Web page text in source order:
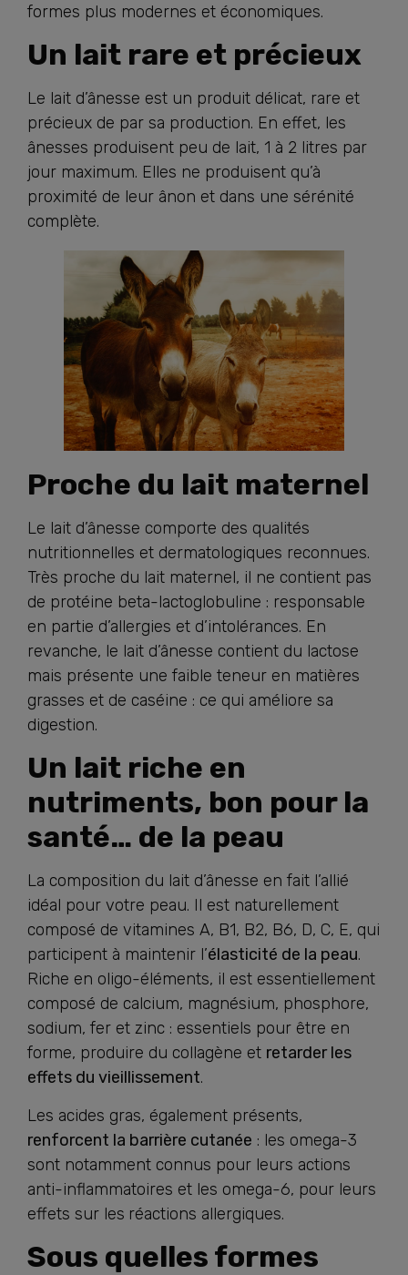
formes plus modernes et économiques.
Un lait rare et précieux
Le lait d’ânesse est un produit délicat, rare et
précieux de par sa production. En effet, les
ânesses produisent peu de lait, 1 à 2 litres par
jour maximum. Elles ne produisent qu’à
proximité de leur ânon et dans une sérénité
complète.
Proche du lait maternel
Le lait d’ânesse comporte des qualités
nutritionnelles et dermatologiques reconnues.
Très proche du lait maternel, il ne contient pas
de protéine beta-lactoglobuline : responsable
en partie d’allergies et d’intolérances. En
revanche, le lait d’ânesse contient du lactose
mais présente une faible teneur en matières
grasses et de caséine : ce qui améliore sa
digestion.
Un lait riche en
nutriments, bon pour la
santé… de la peau
La composition du lait d’ânesse en fait l’allié
idéal pour votre peau. Il est naturellement
composé de vitamines A, B1, B2, B6, D, C, E, qui
participent à maintenir l’élasticité de la peau.
Riche en oligo-éléments, il est essentiellement
composé de calcium, magnésium, phosphore,
sodium, fer et zinc : essentiels pour être en
forme, produire du collagène et retarder les
effets du vieillissement.
Les acides gras, également présents,
renforcent la barrière cutanée : les omega-3
sont notamment connus pour leurs actions
anti-inflammatoires et les omega-6, pour leurs
effets sur les réactions allergiques.
Sous quelles formes